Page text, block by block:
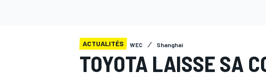
ACTUALITÉS WEC Shanghai
TOYOTA LAISSE SA